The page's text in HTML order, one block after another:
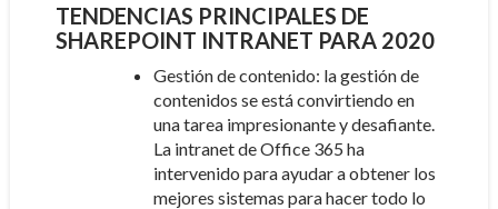
TENDENCIAS PRINCIPALES DE
SHAREPOINT INTRANET PARA 2020
Gestión de contenido: la gestión de
contenidos se está convirtiendo en
una tarea impresionante y desafiante.
La intranet de Office 365 ha
intervenido para ayudar a obtener los
mejores sistemas para hacer todo lo